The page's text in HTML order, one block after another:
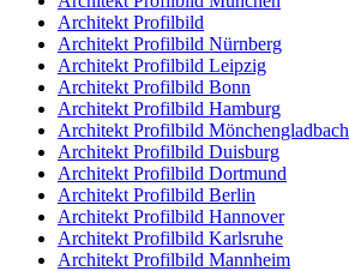
Architekt Profilbild
Architekt Profilbild Nürnberg
Architekt Profilbild Leipzig
Architekt Profilbild Bonn
Architekt Profilbild Hamburg
Architekt Profilbild Mönchengladbach
Architekt Profilbild Duisburg
Architekt Profilbild Dortmund
Architekt Profilbild Berlin
Architekt Profilbild Hannover
Architekt Profilbild Karlsruhe
Architekt Profilbild Mannheim